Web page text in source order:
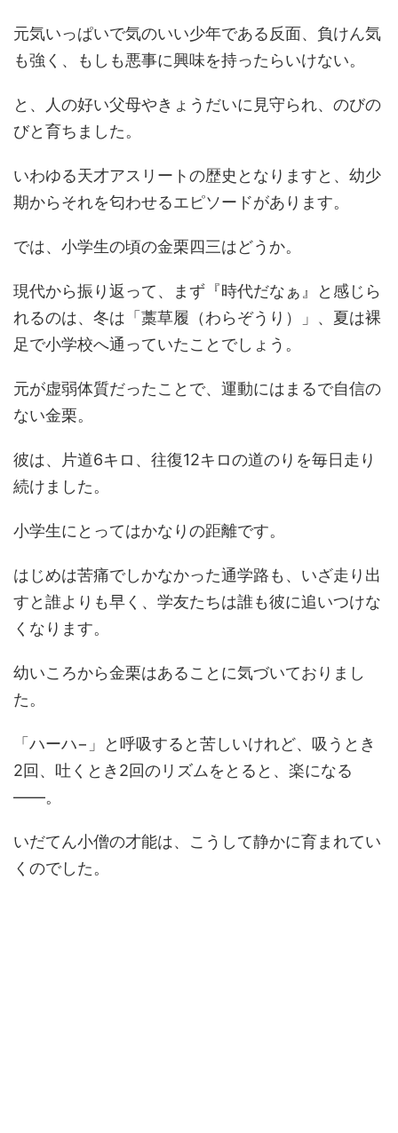
元気いっぱいで気のいい少年である反面、負けん気
も強く、もしも悪事に興味を持ったらいけない。
と、人の好い父母やきょうだいに見守られ、のびの
びと育ちました。
いわゆる天才アスリートの歴史となりますと、幼少
期からそれを匂わせるエピソードがあります。
では、小学生の頃の金栗四三はどうか。
現代から振り返って、まず『時代だなぁ』と感じら
れるのは、冬は「藁草履（わらぞうり）」、夏は裸
足で小学校へ通っていたことでしょう。
元が虚弱体質だったことで、運動にはまるで自信の
ない金栗。
彼は、片道6キロ、往復12キロの道のりを毎日走り
続けました。
小学生にとってはかなりの距離です。
はじめは苦痛でしかなかった通学路も、いざ走り出
すと誰よりも早く、学友たちは誰も彼に追いつけな
くなります。
幼いころから金栗はあることに気づいておりまし
た。
「ハーハ−」と呼吸すると苦しいけれど、吸うとき
2回、吐くとき2回のリズムをとると、楽になる
――。
いだてん小僧の才能は、こうして静かに育まれてい
くのでした。